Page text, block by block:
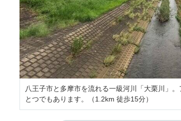
八王子市と多摩市を流れる一級河川「大栗川」
とつでもあります。（1.2km 徒歩15分）